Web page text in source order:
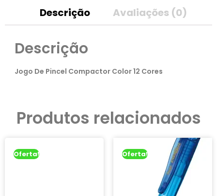
Descrição Avaliações (0)
Descrição
Jogo De Pincel Compactor Color 12 Cores
Produtos relacionados
Oferta! Oferta!